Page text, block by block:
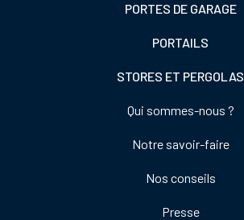
PORTES DE GARAGE
PORTAILS
STORES ET PERGOLAS
Qui sommes-nous ?
Notre savoir-faire
Nos conseils
Presse